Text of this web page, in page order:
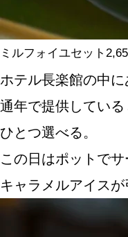
ミルフォイユセット
ホテル長楽館の中
通年で提供してい
ひとつ選べる。
この日はポットで
キャラメルアイス